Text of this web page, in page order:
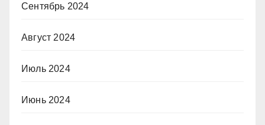
Сентябрь 2024
Август 2024
Июль 2024
Июнь 2024